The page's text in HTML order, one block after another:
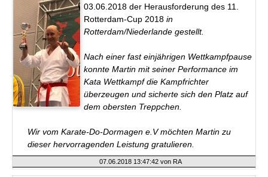
03.06.2018 der Herausforderung des 11.
Rotterdam-Cup 2018 in
Rotterdam/Niederlande gestellt.
Nach einer fast einjährigen Wettkampfpause
konnte Martin mit seiner Performance im
Kata Wettkampf die Kampfrichter
überzeugen und sicherte sich den Platz auf
dem obersten Treppchen.
Wir vom Karate-Do-Dormagen e.V möchten Martin zu
dieser hervorragenden Leistung gratulieren.
07.06.2018 13:47:42 von RA